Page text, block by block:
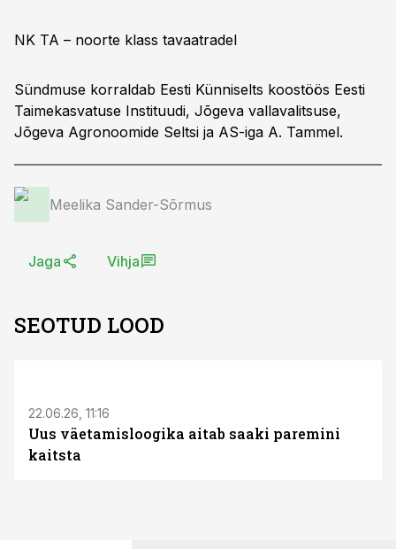
NK TA – noorte klass tavaatradel
Sündmuse korraldab Eesti Künniselts koostöös Eesti
Taimekasvatuse Instituudi, Jõgeva vallavalitsuse,
Jõgeva Agronoomide Seltsi ja AS-iga A. Tammel.
Meelika Sander-Sõrmus
Jaga Vihja
SEOTUD LOOD
22.06.26, 11:16
Uus väetamisloogika aitab saaki paremini
kaitsta